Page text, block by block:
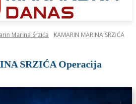
Marina Srzića
KAMARIN MARINA SRZIĆA
SRZIĆA Operacija